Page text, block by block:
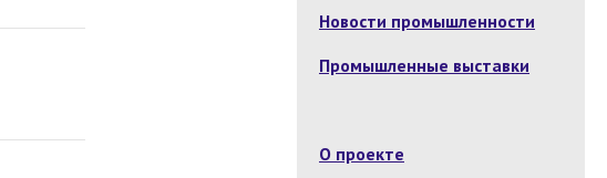
Новости промышленности
Промышленные выставки
О проекте